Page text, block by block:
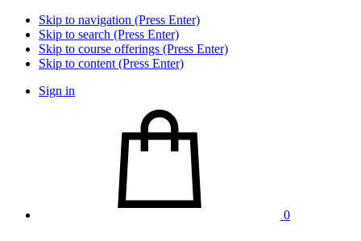
Skip to navigation (Press Enter)
Skip to search (Press Enter)
Skip to course offerings (Press Enter)
Skip to content (Press Enter)
Sign in
0